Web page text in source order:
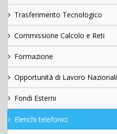
Trasferimento Tecnologico
Commissione Calcolo e Reti
Formazione
Opportunità di Lavoro Nazionali
Fondi Esterni
Elenchi telefonici